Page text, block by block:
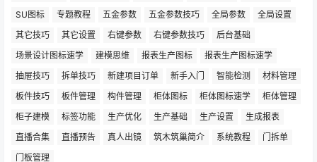
SU图标
专题教程 五金参数 五金参数技巧 全局参数
全局设置
其它技巧
其它设置 右键参数 右键参数技巧
后台基础
场景设计图标速学
建模思维 报表生产图标
报表生产图标速学
抽屉技巧
拆单技巧 新建项目订单 新手入门 智能检测
材料管理
板件技巧
板件管理 构件管理 柜体图标 柜体图标速学
柜体管理
柜子建模
标签功能 生产优化 生产基础 生产设置
生成报表
直播合集
直播预告 真人出镜 筑木筑巢简介 系统教程
门拆单
门板管理